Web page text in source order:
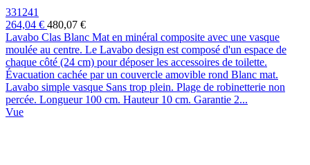
331241
264,04 € 480,07 €
Lavabo Clas Blanc Mat en minéral composite avec une vasque
moulée au centre. Le Lavabo design est composé d'un espace de
chaque côté (24 cm) pour déposer les accessoires de toilette.
Évacuation cachée par un couvercle amovible rond Blanc mat.
Lavabo simple vasque Sans trop plein. Plage de robinetterie non
percée. Longueur 100 cm. Hauteur 10 cm. Garantie 2...
Vue